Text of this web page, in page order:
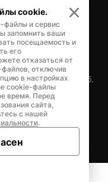
политики Ямало-
Кнунянца, д.1, каб.
cookie.
файлы и сервис
запомнить ваши
посещаемость и
его
отказаться от
файлов, отключив
в настройках
cookie-файлы
время. Перед
сайта,
с нашей
.